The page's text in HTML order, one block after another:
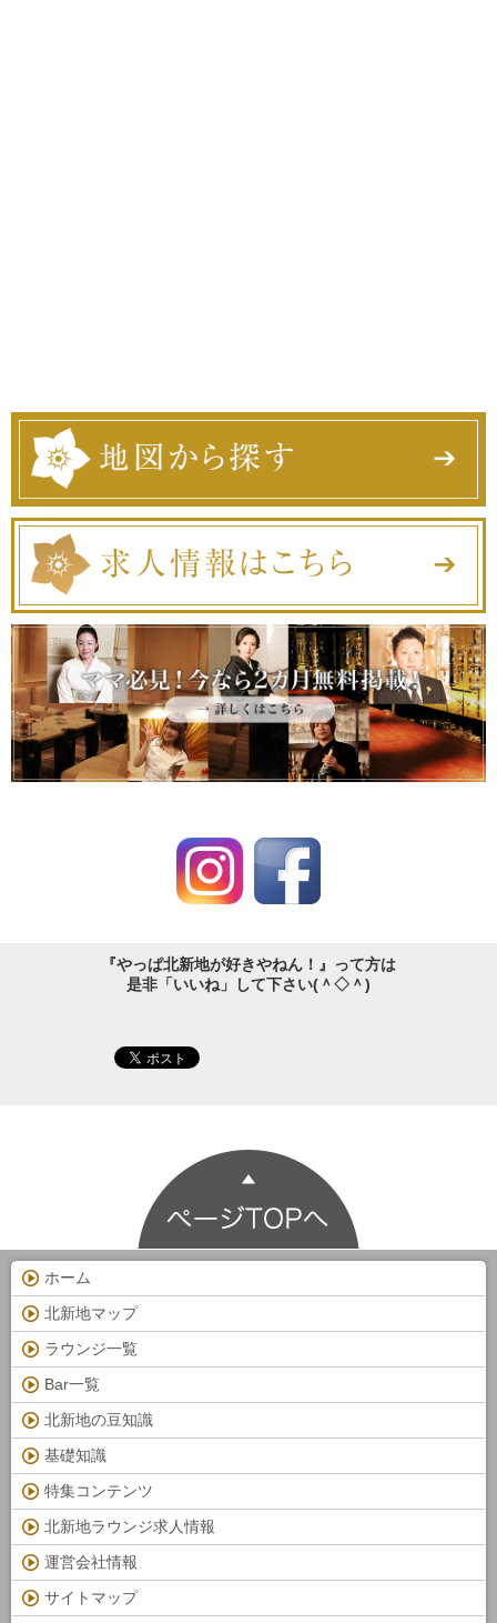
『やっぱ北新地が好きやねん！』って方は
是非「いいね」して下さい(＾◇＾)
ホーム
北新地マップ
ラウンジ一覧
Bar一覧
北新地の豆知識
基礎知識
特集コンテンツ
北新地ラウンジ求人情報
運営会社情報
サイトマップ